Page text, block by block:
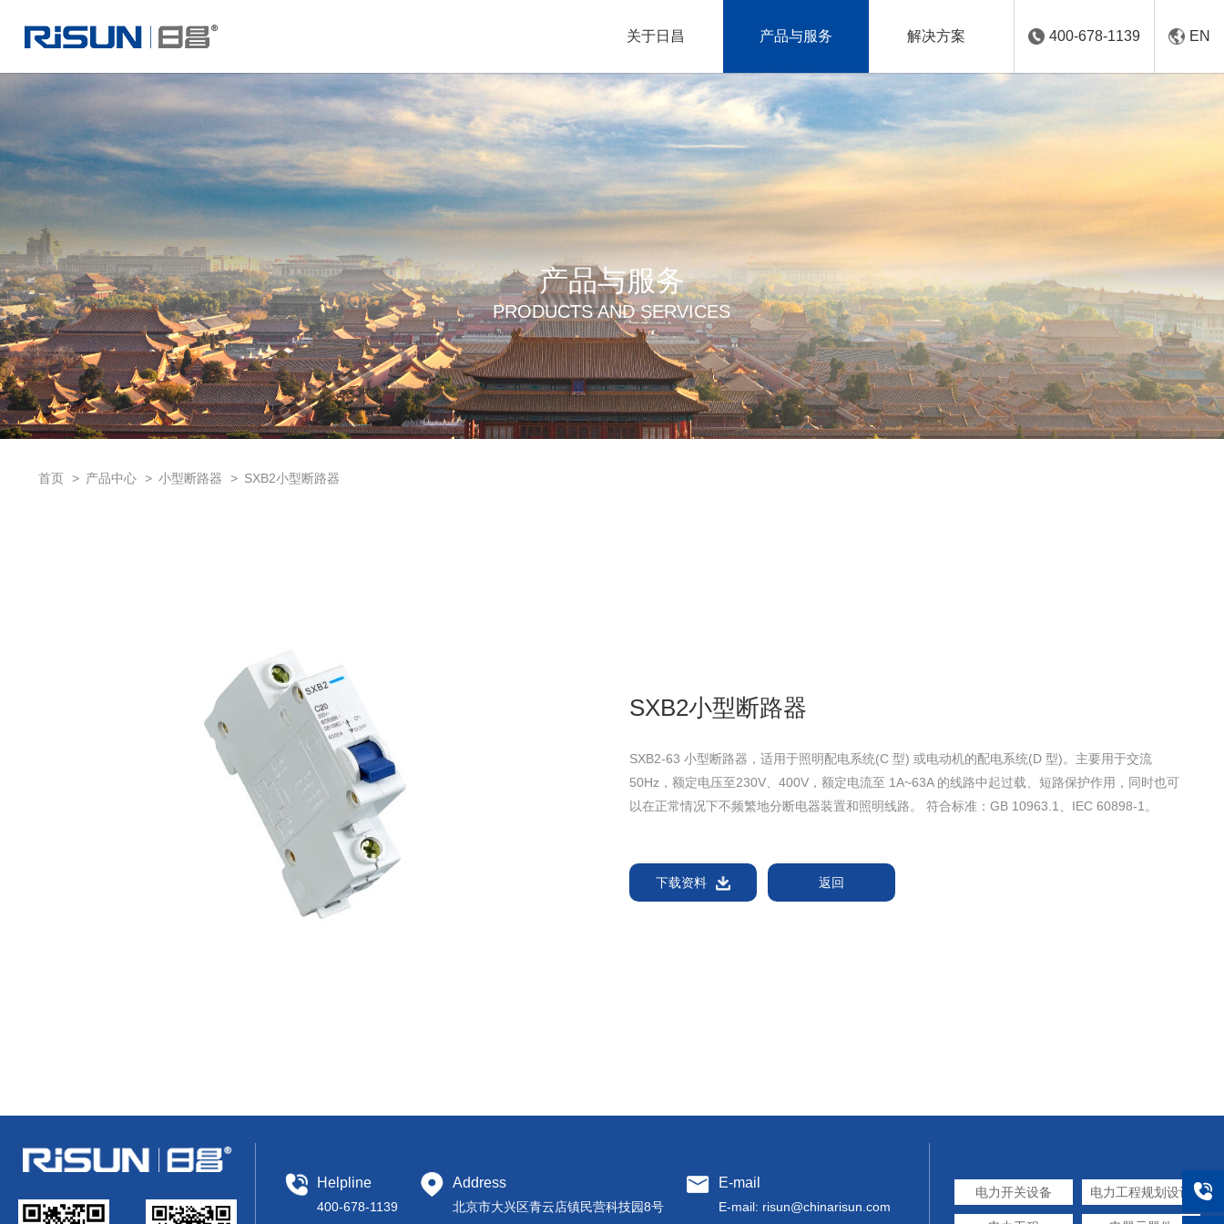
400-678-1139 EN
关于日昌 产品与服务 解决方案
产品与服务
PRODUCTS AND SERVICES
首页 产品中心 小型断路器 SXB2小型断路器
SXB2小型断路器
SXB2-63 小型断路器，适用于照明配电系统(C 型) 或电动机的配电系统(D 型)。主要用于交流
50Hz，额定电压至230V、400V，额定电流至 1A~63A 的线路中起过载、短路保护作用，同时也可
以在正常情况下不频繁地分断电器装置和照明线路。 符合标准：GB 10963.1、IEC 60898-1。
下载资料 返回
Helpline
400-678-1139
Address
北京市大兴区青云店镇民营科技园8号
E-mail
E-mail: risun@chinarisun.com
电力开关设备 电力工程规划设计